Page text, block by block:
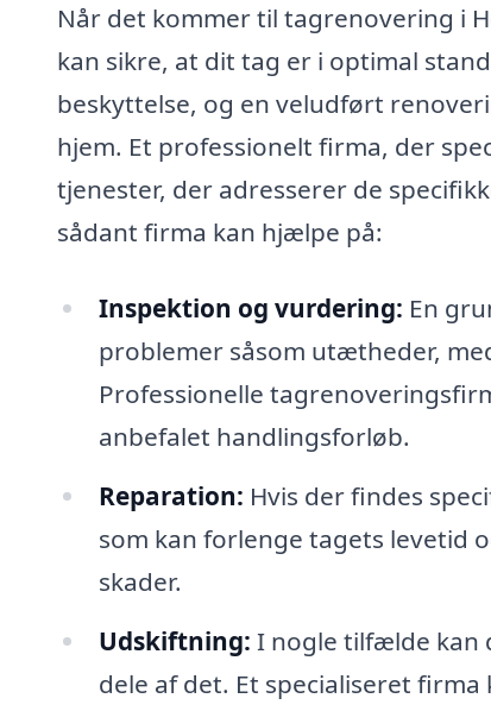
Når det kommer til tagrenovering i
kan sikre, at dit tag er i optimal
beskyttelse, og en veludført
hjem. Et professionelt firma, der
tjenester, der adresserer de
sådant firma kan hjælpe på:
Inspektion og vurdering: En
problemer såsom utætheder,
Professionelle
anbefalet handlingsforløb.
Reparation: Hvis der findes
som kan forlenge tagets levetid
skader.
Udskiftning: I nogle tilfælde kan
dele af det. Et specialiseret